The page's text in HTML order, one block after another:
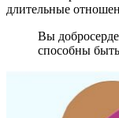
длительные
Вы
способны